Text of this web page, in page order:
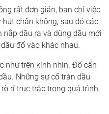
rất đơn giản, bạn chỉ việc
chân không, sau đó các
nắp dầu ra và dùng dầu mới
đổ vào khác nhau.
như trên kính nhìn. Đổ cẩn
Những sự cố tràn dầu
rỉ trục trặc trong quá trình